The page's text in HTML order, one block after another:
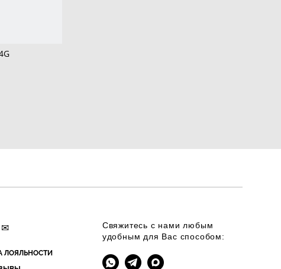
✉
ЛОЯЛЬНОСТИ
Свяжитесь с нами любым
удобным для Вас способом: